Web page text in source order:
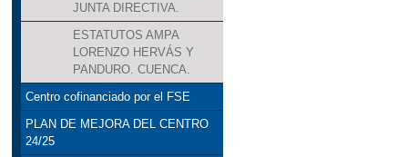
JUNTA DIRECTIVA.
ESTATUTOS AMPA
LORENZO HERVÁS Y
PANDURO. CUENCA.
Centro cofinanciado por el FSE
PLAN DE MEJORA DEL CENTRO
24/25